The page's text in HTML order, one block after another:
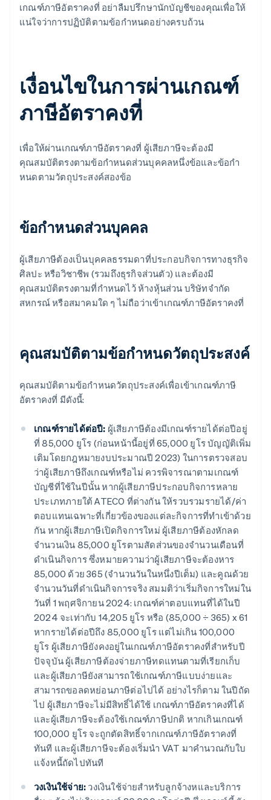
เกณฑ์ภาษีอัตราคงที่ อย่าลืมปรึกษานักบัญชีของคุณเพื่อให้
แน่ใจว่าการปฏิบัติตามข้อกำหนดอย่างครบถ้วน
เงื่อนไขในการผ่านเกณฑ์
ภาษีอัตราคงที่
เพื่อให้ผ่านเกณฑ์ภาษีอัตราคงที่ ผู้เสียภาษีจะต้องมี
คุณสมบัติตรงตามข้อกําหนดส่วนบุคคลหนึ่งข้อและข้อกํา
หนดตามวัตถุประสงค์สองข้อ
ข้อกําหนดส่วนบุคคล
ผู้เสียภาษีต้องเป็นบุคคลธรรมดาที่ประกอบกิจการทางธุรกิจ
ศิลปะ หรือวิชาชีพ (รวมถึงธุรกิจส่วนตัว) และต้องมี
คุณสมบัติตรงตามที่กำหนดไว้ ห้างหุ้นส่วน บริษัทจำกัด
สหกรณ์ หรือสมาคมใด ๆ ไม่ถือว่าเข้าเกณฑ์ภาษีอัตราคงที่
คุณสมบัติตามข้อกําหนดวัตถุประสงค์
คุณสมบัติตามข้อกําหนดวัตถุประสงค์เพื่อเข้าเกณฑ์ภาษี
อัตราคงที่ มีดังนี้:
เกณฑ์รายได้ต่อปี: ผู้เสียภาษีต้องมีเกณฑ์รายได้ต่อปีอยู่
ที่ 85,000 ยูโร (ก่อนหน้านี้อยู่ที่ 65,000 ยูโร บัญญัติเพิ่ม
เติมโดยกฎหมายงบประมาณปี 2023) ในการตรวจสอบ
ว่าผู้เสียภาษีถึงเกณฑ์หรือไม่ ควรพิจารณาตามเกณฑ์
บัญชีที่ใช้ในปีนั้น หากผู้เสียภาษีประกอบกิจการหลาย
ประเภทภายใต้ ATECO ที่ต่างกัน ให้รวบรวมรายได้/ค่า
ตอบแทนเฉพาะที่เกี่ยวข้องของแต่ละกิจการที่ทำเข้าด้วย
กัน หากผู้เสียภาษีเปิดกิจการใหม่ ผู้เสียภาษีต้องหักลด
จำนวนเงิน 85,000 ยูโรตามสัดส่วนของจํานวนเดือนที่
ดำเนินกิจการ ซึ่งหมายความว่าผู้เสียภาษีจะต้องหาร
85,000 ด้วย 365 (จํานวนวันในหนึ่งปีเต็ม) และคูณด้วย
จํานวนวันที่ดำเนินกิจการจริง สมมติว่าเริ่มกิจการใหม่ใน
วันที่ 1 พฤศจิกายน 2024: เกณฑ์ค่าตอบแทนที่ได้ในปี
2024 จะเท่ากับ 14,205 ยูโร หรือ (85,000 ÷ 365) x 61
หากรายได้ต่อปีถึง 85,000 ยูโร แต่ไม่เกิน 100,000
ยูโร ผู้เสียภาษียังคงอยู่ในเกณฑ์ภาษีอัตราคงที่สําหรับปี
ปัจจุบัน ผู้เสียภาษีต้องจ่ายภาษีทดแทนตามที่เรียกเก็บ
และผู้เสียภาษียังสามารถใช้เกณฑ์ภาษีแบบง่ายและ
สามารถขอลดหย่อนภาษีต่อไปได้ อย่างไรก็ตาม ในปีถัด
ไป ผู้เสียภาษีจะไม่มีสิทธิ์ได้ใช้ เกณฑ์ภาษีอัตราคงที่ได้
และผู้เสียภาษีจะต้องใช้เกณฑ์ภาษีปกติ หากเกินเกณฑ์
100,000 ยูโร จะถูกตัดสิทธิ์จากเกณฑ์ภาษีอัตราคงที่
ทันที และผู้เสียภาษีจะต้องเริ่มนำ VAT มาคำนวณกับใบ
แจ้งหนี้ถัดไปทันที
วงเงินใช้จ่าย: วงเงินใช้จ่ายสําหรับลูกจ้างหและบริการ